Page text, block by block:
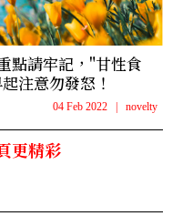
點請牢記，"甘性食
注意勿發怒！
04 Feb 2022 novelty
更精彩